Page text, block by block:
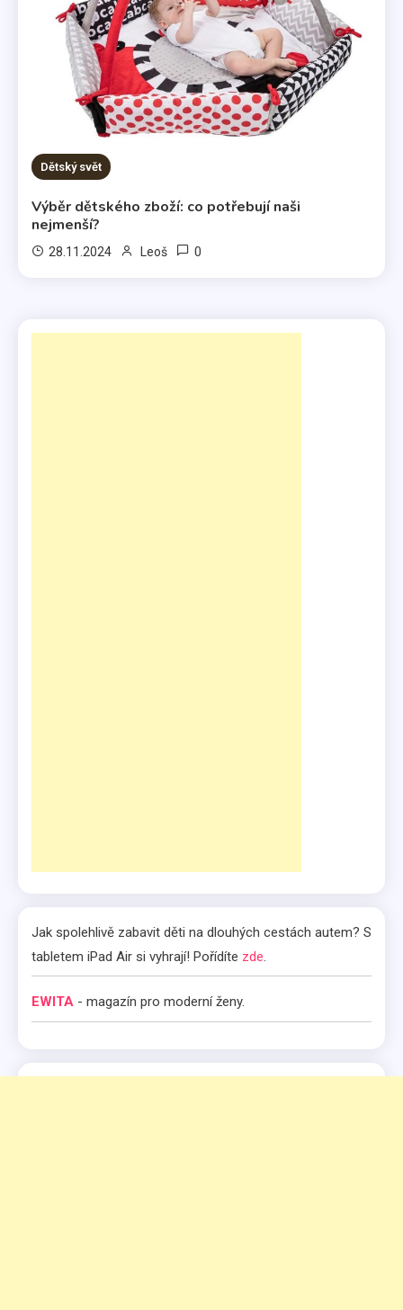
Dětský svět
Výběr dětského zboží: co potřebují naši
nejmenší?
28.11.2024 Leoš 0
Jak spolehlivě zabavit děti na dlouhých cestách autem? S
tabletem iPad Air si vyhrají! Pořídíte zde.
EWITA - magazín pro moderní ženy.